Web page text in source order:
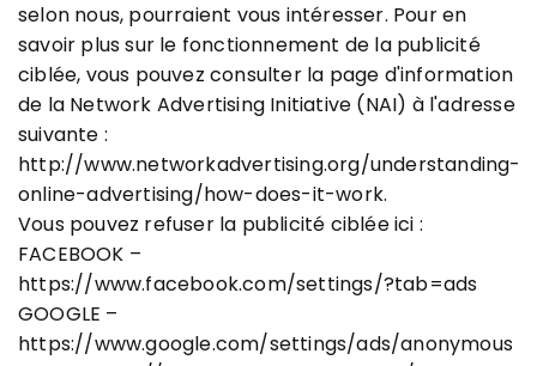
selon nous, pourraient vous intéresser. Pour en
savoir plus sur le fonctionnement de la publicité
ciblée, vous pouvez consulter la page d'information
de la Network Advertising Initiative (NAI) à l'adresse
suivante :
http://www.networkadvertising.org/understanding-
online-advertising/how-does-it-work.
Vous pouvez refuser la publicité ciblée ici :
FACEBOOK –
https://www.facebook.com/settings/?tab=ads
GOOGLE –
https://www.google.com/settings/ads/anonymous